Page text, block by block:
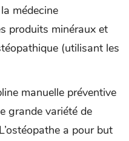
médecine
produits minéraux et
(utilisant les
manuelle préventive
grande variété de
a pour but